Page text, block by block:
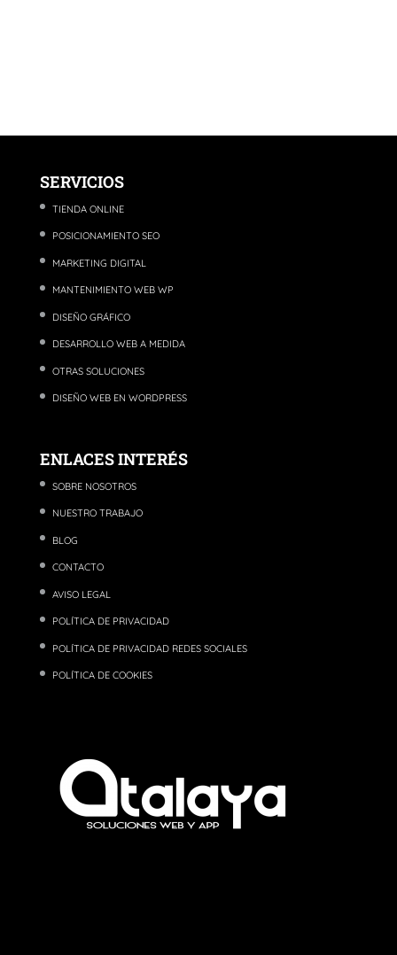
SERVICIOS
TIENDA ONLINE
POSICIONAMIENTO SEO
MARKETING DIGITAL
MANTENIMIENTO WEB WP
DISEÑO GRÁFICO
DESARROLLO WEB A MEDIDA
OTRAS SOLUCIONES
DISEÑO WEB EN WORDPRESS
ENLACES INTERÉS
SOBRE NOSOTROS
NUESTRO TRABAJO
BLOG
CONTACTO
AVISO LEGAL
POLÍTICA DE PRIVACIDAD
POLÍTICA DE PRIVACIDAD REDES SOCIALES
POLÍTICA DE COOKIES